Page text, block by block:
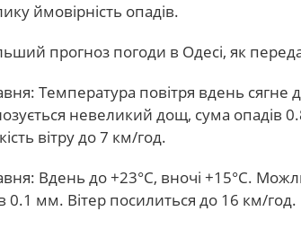
ймовірність опадів.
прогноз погоди в Одесі, як
Температура повітря вдень сягне
невеликий дощ, сума опадів
вітру до 7 км/год.
Вдень до +23°С, вночі +15°С.
0.1 мм. Вітер посилиться до 16 км/год.